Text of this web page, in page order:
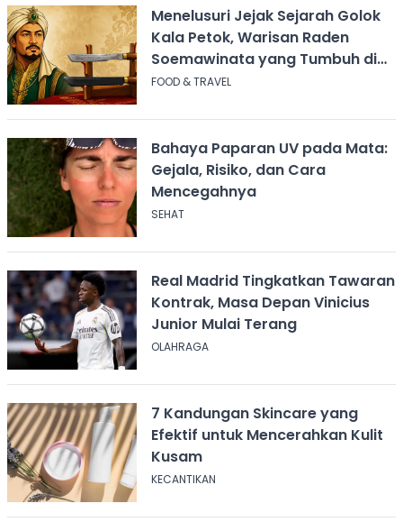
Menelusuri Jejak Sejarah Golok
Kala Petok, Warisan Raden
Soemawinata yang Tumbuh di
Sukabumi
FOOD & TRAVEL
Bahaya Paparan UV pada Mata:
Gejala, Risiko, dan Cara
Mencegahnya
SEHAT
Real Madrid Tingkatkan Tawaran
Kontrak, Masa Depan Vinicius
Junior Mulai Terang
OLAHRAGA
7 Kandungan Skincare yang
Efektif untuk Mencerahkan Kulit
Kusam
KECANTIKAN